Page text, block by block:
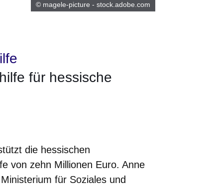
© magele-picture - stock.adobe.com
für hessische
die hessischen
von zehn Millionen Euro. Anne
für Soziales und